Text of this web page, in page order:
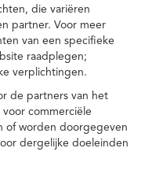
die variëren
partner. Voor meer
van een specifieke
raadplegen;
verplichtingen.
de partners van het
commerciële
of worden doorgegeven
dergelijke doeleinden